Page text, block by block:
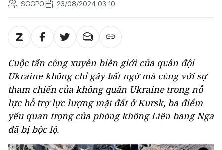
SGGPO 23/08/2024 03:10
Cuộc tấn công xuyên biên giới của quân đội
Ukraine không chỉ gây bất ngờ mà cùng với sự
tham chiến của không quân Ukraine trong nỗ
lực hỗ trợ lực lượng mặt đất ở Kursk, ba điểm
yếu quan trọng của phòng không Liên bang Nga
đã bị bộc lộ.